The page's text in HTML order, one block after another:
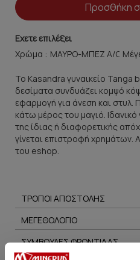
Προσθήκη
Εχετε επιλέξει
Χρώμα :
Το Kasandra γυναικείο Tanga
δεσίματα συνδυάζει κομψό
εφαρμογή για άνεση και στυλ.
κάτω μέρος του μαγιό.
της ίδιας ή διαφορετικής
γίνεται επιστροφή χρημάτων.
του eshop.
ΤΡΟΠΟΙ ΑΠΟΣΤΟΛΗΣ
ΜΕΓΕΘΟΛΟΓΙΟ
ΣΥΜΒΟΥΛΕΣ ΦΡΟΝΤΙΔΑΣ